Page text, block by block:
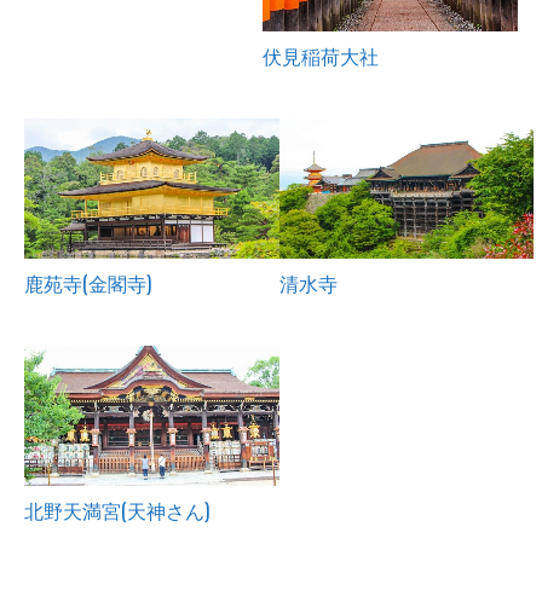
伏見稲荷大社
鹿苑寺(金閣寺) 清水寺
北野天満宮(天神さん)